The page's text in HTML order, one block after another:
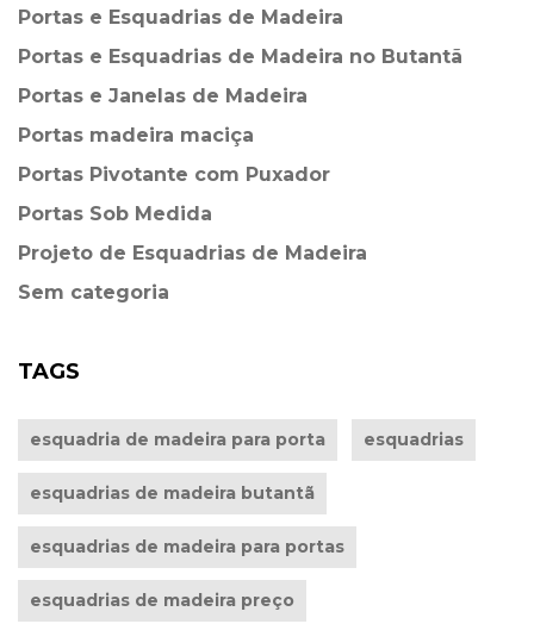
Portas e Esquadrias de Madeira
Portas e Esquadrias de Madeira no Butantã
Portas e Janelas de Madeira
Portas madeira maciça
Portas Pivotante com Puxador
Portas Sob Medida
Projeto de Esquadrias de Madeira
Sem categoria
TAGS
esquadria de madeira para porta esquadrias
esquadrias de madeira butantã
esquadrias de madeira para portas
esquadrias de madeira preço